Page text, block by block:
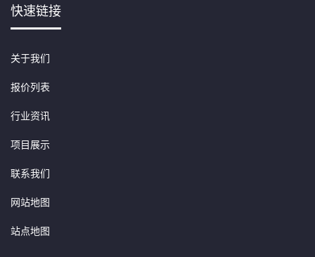
快速链接
关于我们
报价列表
行业资讯
项目展示
联系我们
网站地图
站点地图